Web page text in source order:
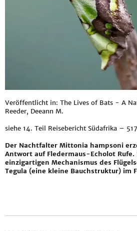
Veröffentlicht in: The Lives of Bats - A
Reeder, Deeann M.
siehe 14. Teil Reisebericht Südafrika –
Der Nachtfalter Mittonia hampsoni
Antwort auf Fledermaus-Echolot
einzigartigen Mechanismus des
Tegula (eine kleine Bauchstruktur) im